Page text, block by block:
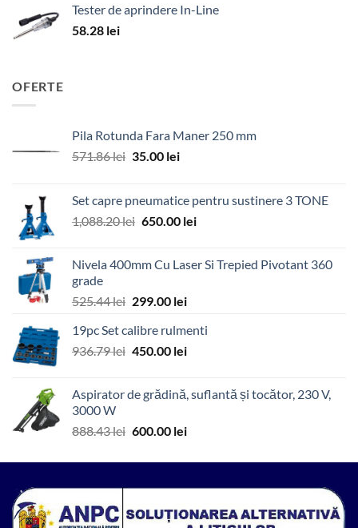
Tester de aprindere In-Line
58.28 lei
OFERTE
Pila Rotunda Fara Maner 250 mm
571.86lei Prețul
fost:
571.86 lei.
35.00 leiPrețul
35.00 lei.
Set capre pneumatice pentru sustinere 3 TONE
1,088.20lei Prețul
fost:
650.00 leiPrețul
650.00 lei.
Nivela 400mm Cu Laser Si Trepied Pivotant 360
grade
525.44lei Prețul
a
fost:
299.00 leiPrețul
este:
299.00 lei.
19pc Set calibre rulmenti
936.79lei Prețul
fost:
450.00 leiPrețul
450.00 lei.
Aspirator de grădină, suflantă și tocător, 230 V,
3000 W
888.43lei Prețul
a
600.00 leiPrețul
este: